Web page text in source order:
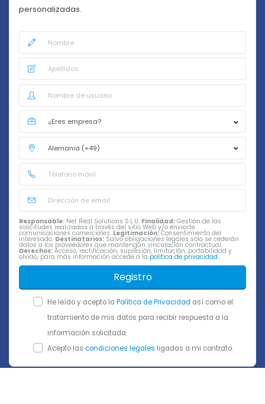
personalizadas.
Responsable: Net Real Solutions S.L.U. Finalidad: Gestión de las
solicitudes realizadas a través del sitio Web y/o enviarte
comunicaciones comerciales. Legitimación:Consentimiento del
interesado. Destinatarios: Salvo obligaciones legales sólo se cederán
datos a los proveedores que mantengan vinculación contractual.
Derechos: Acceso, rectificación, supresión, limitación, portabilidad y
olvido, para más información accede a la política de privacidad .
Registro
He leído y acepto la Política de Privacidad así como el
tratamiento de mis datos para recibir respuesta a la
información solicitada.
Acepto las condiciones legales ligadas a mi contrato.